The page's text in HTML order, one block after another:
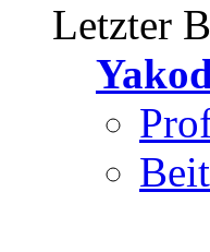
Letzter